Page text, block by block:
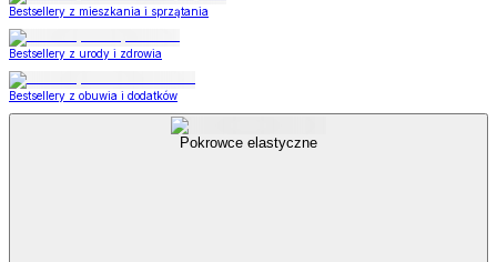
Bestsellery z mieszkania i sprzątania
Bestsellery z urody i zdrowia
Bestsellery z obuwia i dodatków
Pokrowce elastyczne